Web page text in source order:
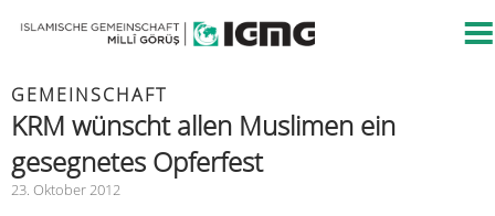
GEMEINSCHAFT
KRM wünscht allen Muslimen ein
gesegnetes Opferfest
23. Oktober 2012